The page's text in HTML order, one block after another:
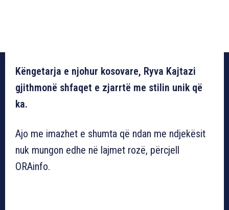
Këngetarja e njohur kosovare, Ryva Kajtazi
gjithmonë shfaqet e zjarrtë me stilin unik që
ka.
Ajo me imazhet e shumta që ndan me ndjekësit
nuk mungon edhe në lajmet rozë, përcjell
ORAinfo.